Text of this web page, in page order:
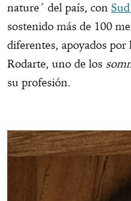
nature´ del país, con
sostenido más de 100
diferentes, apoyados
Rodarte, uno de los
su profesión.